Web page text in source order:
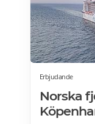
Erbjudande
Norska